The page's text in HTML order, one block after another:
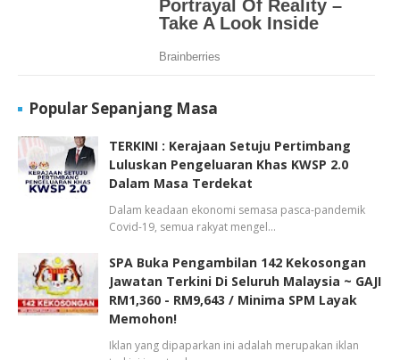
Popular Sepanjang Masa
TERKINI : Kerajaan Setuju Pertimbang
Luluskan Pengeluaran Khas KWSP 2.0
Dalam Masa Terdekat
Dalam keadaan ekonomi semasa pasca-pandemik
Covid-19, semua rakyat mengel…
SPA Buka Pengambilan 142 Kekosongan
Jawatan Terkini Di Seluruh Malaysia ~ GAJI
RM1,360 - RM9,643 / Minima SPM Layak
Memohon!
Iklan yang dipaparkan ini adalah merupakan iklan